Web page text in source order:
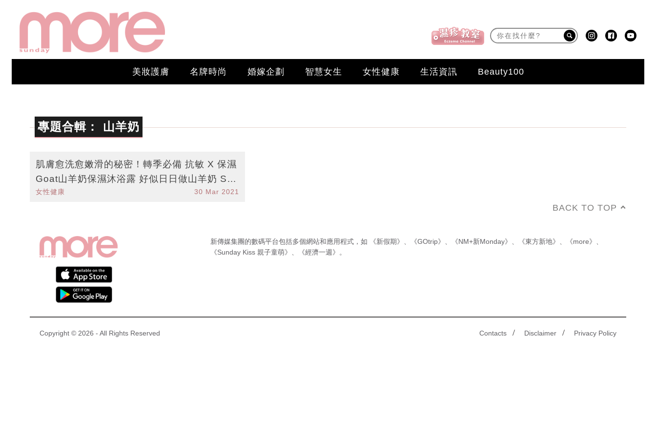
美妝護膚 名牌時尚 婚嫁企劃 智慧女生 女性健康 生活資訊 Beauty100
專題合輯： 山羊奶
肌膚愈洗愈嫩滑的秘密！轉季必備 抗敏 X 保濕
Goat山羊奶保濕沐浴露 好似日日做山羊奶 SP
A
女性健康 30 Mar 2021
BACK TO TOP
新傳媒集團的數碼平台包括多個網站和應用程式，如 《新假期》 《GOtrip》 《NM+新Monday》 《東方新地》 《more》
《Sunday Kiss 親子童萌》
《經濟一週》 。
Contacts / Disclaimer / Privacy Policy
Copyright © 2026 - All Rights Reserved